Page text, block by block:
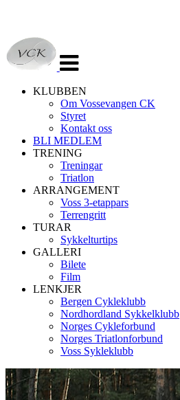
navigasjon
KLUBBEN
Om Vossevangen CK
Styret
Kontakt oss
BLI MEDLEM
TRENING
Treningar
Triatlon
ARRANGEMENT
Voss 3-etappars
Terrengritt
TURAR
Sykkelturtips
GALLERI
Bilete
Film
LENKJER
Bergen Cykleklubb
Nordhordland Sykkelklubb
Norges Cykleforbund
Norges Triatlonforbund
Voss Sykleklubb